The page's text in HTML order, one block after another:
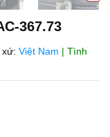
367.73
xứ: Việt Nam | Tình